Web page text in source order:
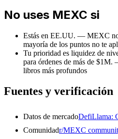
No uses MEXC si
Estás en EE.UU. — MEXC no
mayoría de los puntos no te
Tu prioridad es liquidez de
para órdenes de más de $1M.
libros más profundos
Fuentes y verificación
Datos de mercadoDefiLlama:
Comunidadr/MEXC